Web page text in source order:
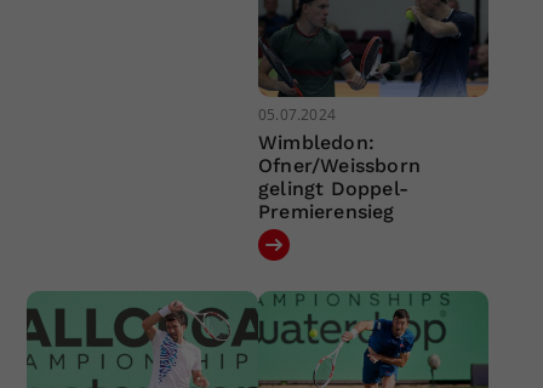
05.07.2024
Wimbledon:
Ofner/Weissborn
gelingt Doppel-
Premierensieg